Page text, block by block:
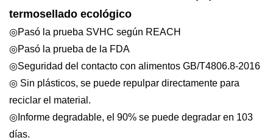
termosellado ecológico
◎Pasó la prueba SVHC según REACH
◎Pasó la prueba de la FDA
◎Seguridad del contacto con alimentos GB/T4806.8-2016
◎ Sin plásticos, se puede repulpar directamente para
reciclar el material.
◎Informe degradable, el 90% se puede degradar en 103
días.